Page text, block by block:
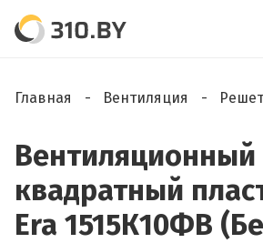
Главная Вентиляция
Вентиляционный
квадратный
Era 1515К10ФВ